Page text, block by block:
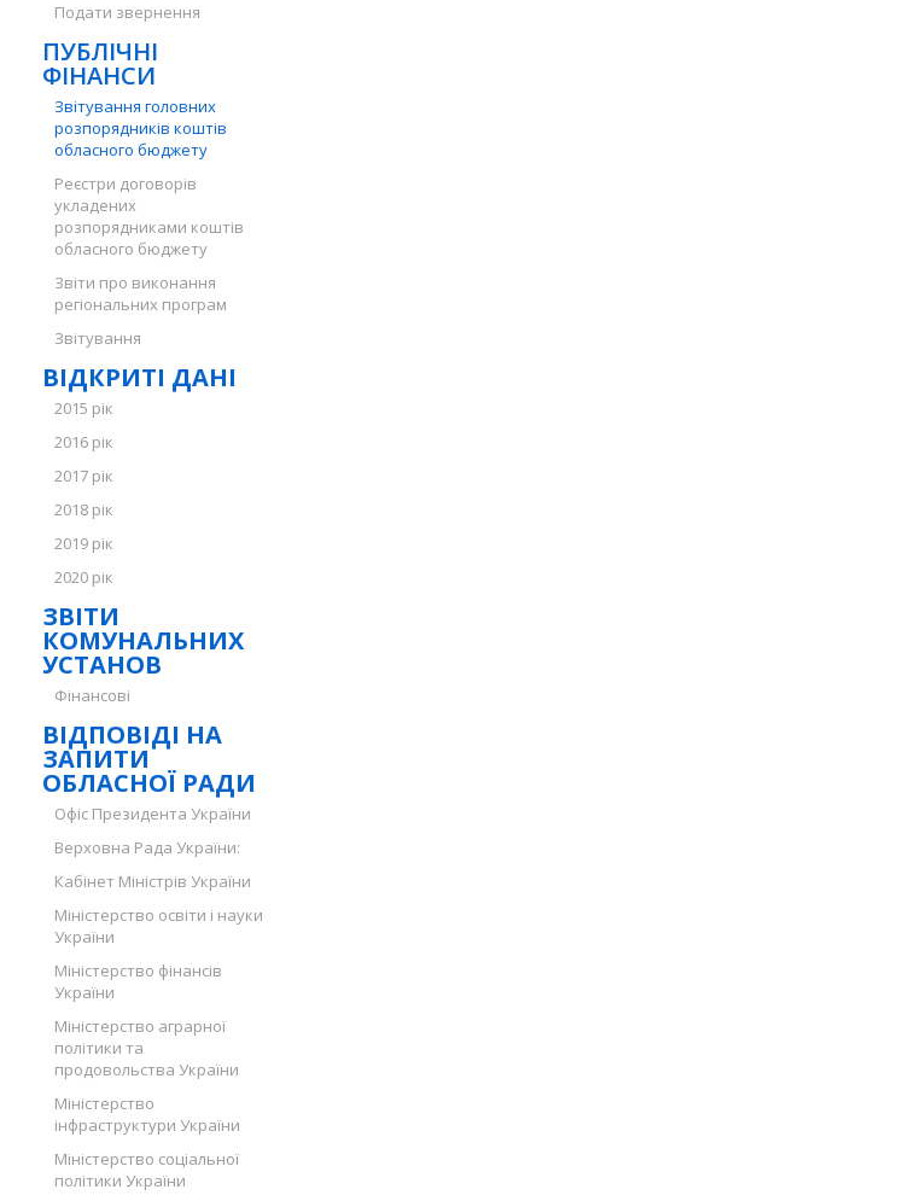
Подати звернення
ПУБЛІЧНІ
ФІНАНСИ
Звітування головних
розпорядників коштів
обласного бюджету
Реєстри договорів
укладених
розпорядниками коштів
обласного бюджету
Звіти про виконання
регіональних програм
Звітування
ВІДКРИТІ ДАНІ
2015 рік
2016 рік
2017 рік
2018 рік
2019 рік
2020 рік
ЗВІТИ
КОМУНАЛЬНИХ
УСТАНОВ
Фінансові
ВІДПОВІДІ НА
ЗАПИТИ
ОБЛАСНОЇ РАДИ
Офіс Президента України
Верховна Рада України:
Кабінет Міністрів України
Міністерство освіти і науки
України
Міністерство фінансів
України
Міністерство аграрної
політики та
продовольства України
Міністерство
інфраструктури України
Міністерство соціальної
політики України